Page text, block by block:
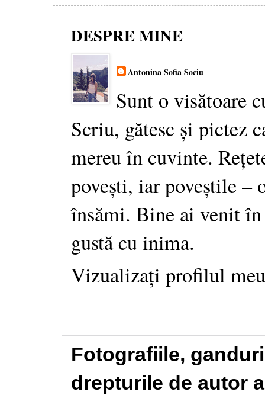
DESPRE MINE
Antonina Sofia Sociu
Sunt o visătoare
Scriu, gătesc și pictez
mereu în cuvinte.
povești, iar poveștile –
însămi. Bine ai venit
gustă cu inima.
Vizualizați profilul
Fotografiile,
drepturile de autor